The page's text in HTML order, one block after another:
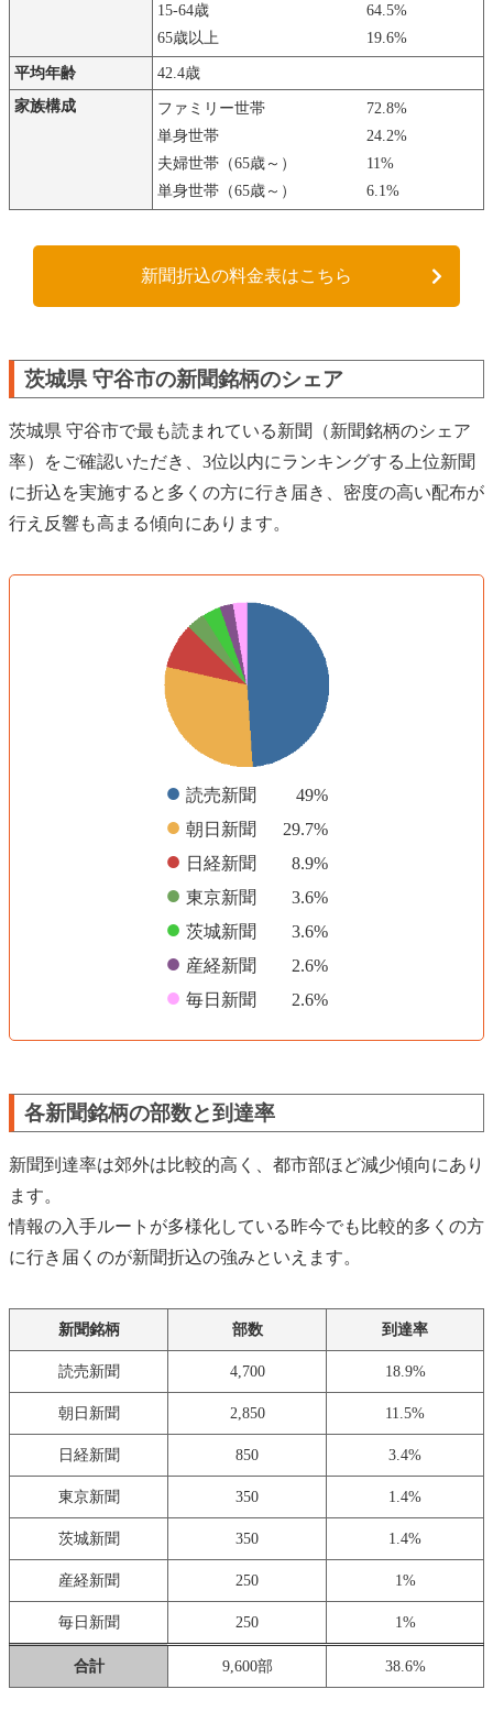
15-64歳
64.5%
65歳以上
19.6%
平均年齢
42.4歳
家族構成
ファミリー世帯
72.8%
単身世帯
24.2%
夫婦世帯（65歳～）
11%
単身世帯（65歳～）
6.1%
新聞折込の料金表はこちら
茨城県 守谷市の新聞銘柄のシェア
茨城県 守谷市で最も読まれている新聞（新聞銘柄のシェア
率）をご確認いただき、3位以内にランキングする上位新聞
に折込を実施すると多くの方に行き届き、密度の高い配布が
行え反響も高まる傾向にあります。
● 読売新聞 49%
● 朝日新聞 29.7%
● 日経新聞 8.9%
● 東京新聞 3.6%
● 茨城新聞 3.6%
● 産経新聞 2.6%
● 毎日新聞 2.6%
各新聞銘柄の部数と到達率
新聞到達率は郊外は比較的高く、都市部ほど減少傾向にあり
ます。
情報の入手ルートが多様化している昨今でも比較的多くの方
に行き届くのが新聞折込の強みといえます。
新聞銘柄 部数 到達率
読売新聞 4,700 18.9%
朝日新聞 2,850 11.5%
日経新聞 850 3.4%
東京新聞 350 1.4%
茨城新聞 350 1.4%
産経新聞 250 1%
毎日新聞 250 1%
合計 9,600部 38.6%